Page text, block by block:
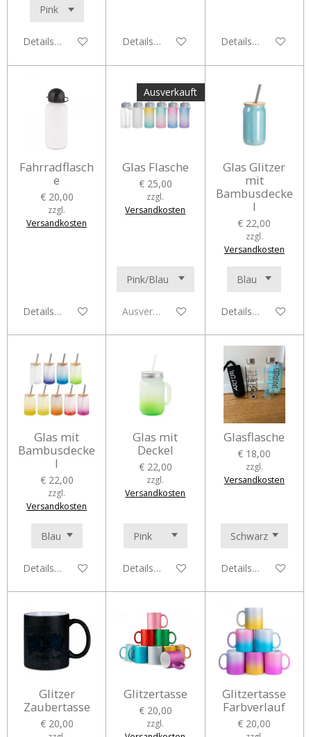
Details anzeigen Details anzeigen Details anzeigen
Fahrradflasch
e
€ 20,00
zzgl.
Versandkosten
Details anzeigen
Ausverkauft
Glas Flasche
€ 25,00
zzgl.
Versandkosten
Ausverkauft
Glas Glitzer
mit
Bambusdecke
l
€ 22,00
zzgl.
Versandkosten
Details anzeigen
Glas mit
Bambusdecke
l
€ 22,00
zzgl.
Versandkosten
Details anzeigen
Glas mit
Deckel
€ 22,00
zzgl.
Versandkosten
Details anzeigen
Glasflasche
€ 18,00
zzgl.
Versandkosten
Details anzeigen
Glitzer
Zaubertasse
€ 20,00
Glitzertasse
€ 20,00
zzgl.
Glitzertasse
Farbverlauf
€ 20,00